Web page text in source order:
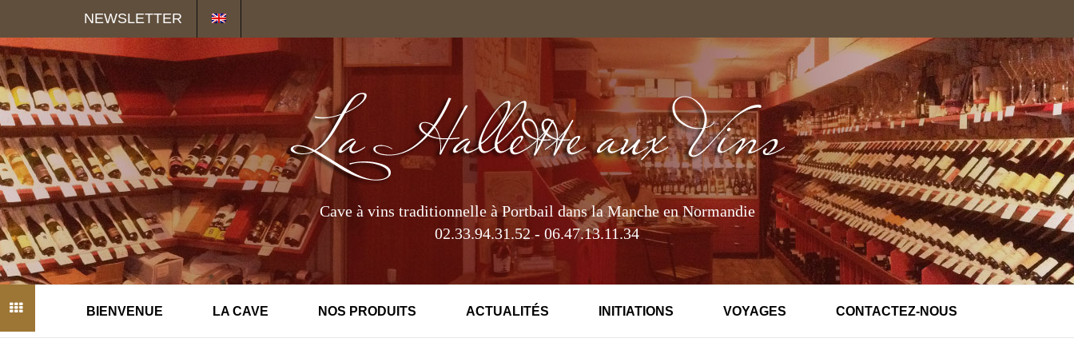
NEWSLETTER
Cave à vins traditionnelle à Portbail dans la Manche en Normandie
02.33.94.31.52 - 06.47.13.11.34
BIENVENUE LA CAVE NOS PRODUITS ACTUALITÉS INITIATIONS VOYAGES CONTACTEZ-NOUS
Panneau de gestion des cookies